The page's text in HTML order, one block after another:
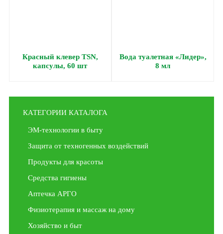
Красный клевер ТSN,
капсулы, 60 шт
Вода туалетная «Лидер»,
8 мл
КАТЕГОРИИ КАТАЛОГА
ЭМ-технологии в быту
Защита от техногенных воздействий
Продукты для красоты
Средства гигиены
Аптечка АРГО
Физиотерапия и массаж на дому
Хозяйство и быт